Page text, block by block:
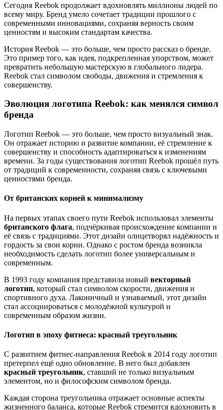
Сегодня Reebok продолжает вдохновлять миллионы людей по
всему миру. Бренд умело сочетает традиции прошлого с
современными инновациями, сохраняя верность своим
ценностям и высоким стандартам качества.
История Reebok — это больше, чем просто рассказ о бренде.
Это пример того, как идея, подкрепленная упорством, может
превратить небольшую мастерскую в глобального лидера.
Reebok стал символом свободы, движения и стремления к
совершенству.
Эволюция логотипа Reebok: как менялся символ
бренда
Логотип Reebok — это больше, чем просто визуальный знак.
Он отражает историю и развитие компании, её стремление к
совершенству и способность адаптироваться к изменениям
времени. За годы существования логотип Reebok прошёл путь
от традиций к современности, сохраняя связь с ключевыми
ценностями бренда.
От британских корней к минимализму
На первых этапах своего пути Reebok использовал элементы
британского флага, подчёркивая происхождение компании и
её связь с традициями. Этот дизайн олицетворял надёжность и
гордость за свои корни. Однако с ростом бренда возникла
необходимость сделать логотип более универсальным и
современным.
В 1993 году компания представила новый векторный
логотип, который стал символом скорости, движения и
спортивного духа. Лаконичный и узнаваемый, этот дизайн
стал ассоциироваться с молодёжной культурой и
современным образом жизни.
Логотип в эпоху фитнеса: красный треугольник
С развитием фитнес-направления Reebok в 2014 году логотип
претерпел ещё одно обновление. В него был добавлен
красный треугольник, ставший не только визуальным
элементом, но и философским символом бренда.
Каждая сторона треугольника отражает основные аспекты
жизненного баланса, которые Reebok стремится вдохновить в